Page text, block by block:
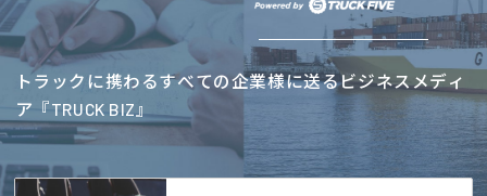
トラックに携わるすべての企業様に送るビジネスメディ
ア『TRUCK BIZ』